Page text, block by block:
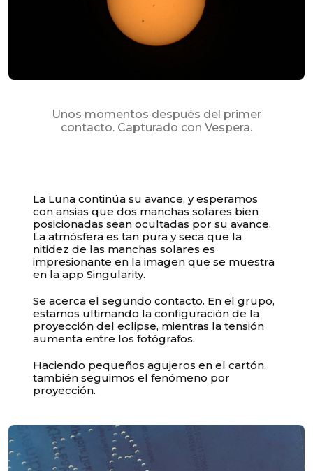
Unos momentos después del primer
contacto. Capturado con Vespera.
La Luna continúa su avance, y esperamos
con ansias que dos manchas solares bien
posicionadas sean ocultadas por su avance.
La atmósfera es tan pura y seca que la
nitidez de las manchas solares es
impresionante en la imagen que se muestra
en la app Singularity.
Se acerca el segundo contacto. En el grupo,
estamos ultimando la configuración de la
proyección del eclipse, mientras la tensión
aumenta entre los fotógrafos.
Haciendo pequeños agujeros en el cartón,
también seguimos el fenómeno por
proyección.